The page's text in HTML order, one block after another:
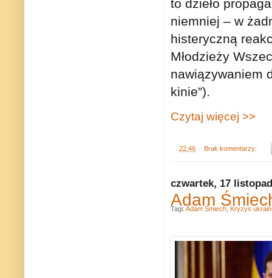
to dzieło
niemniej – w
histeryczną
Młodzieży
nawiązywaniem
kinie”).
Czytaj więcej >>
22:46 Brak komentarzy:
czwartek, 17
Adam
Tagi: Adam Śmiech Kryzys